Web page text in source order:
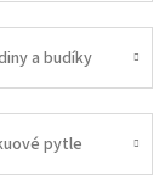
a budíky
pytle